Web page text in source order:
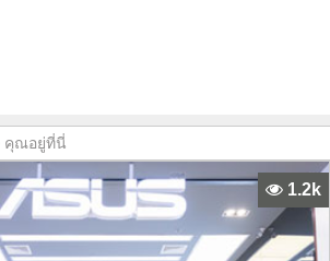
คุณอยู่ที่นี่
1.2k